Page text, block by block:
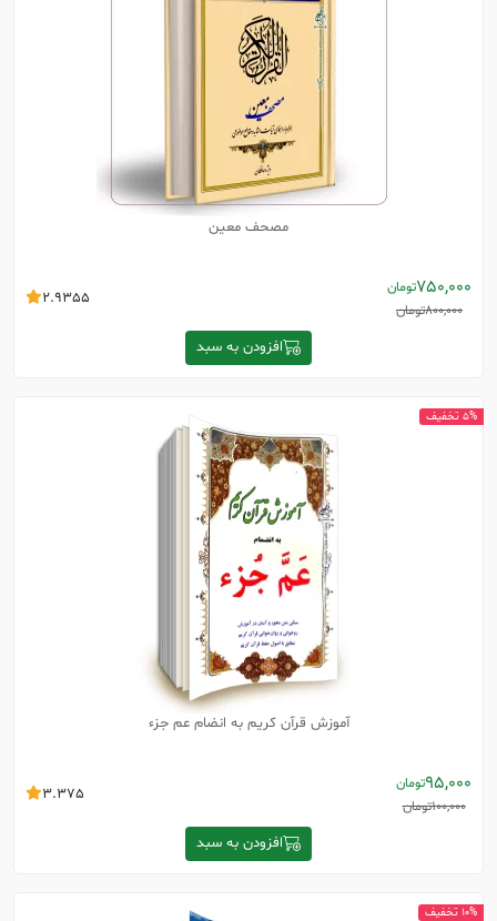
مصحف معین
750,000تومان
800,000تومان
2.9355
افزودن به سبد
آموزش قرآن کریم به انضام عم جزء
95,000تومان
100,000تومان
3.375
افزودن به سبد
5% تخفیف
10% تخفیف